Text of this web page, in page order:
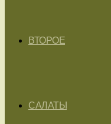
ВТОРОЕ
САЛАТЫ